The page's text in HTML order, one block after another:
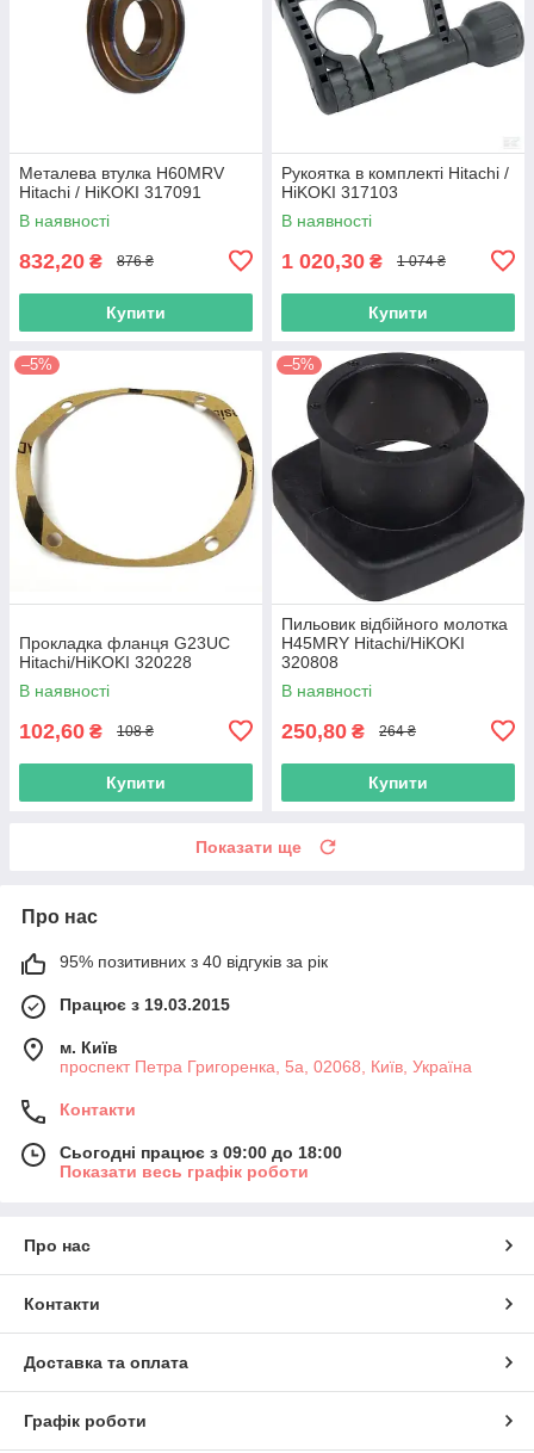
Металева втулка H60MRV
Hitachi / HiKOKI 317091
В наявності
832,20 ₴ 876 ₴
Купити
Рукоятка в комплекті Hitachi /
HiKOKI 317103
В наявності
1 020,30 ₴ 1 074 ₴
Купити
–5%
Прокладка фланця G23UC
Hitachi/HiKOKI 320228
В наявності
102,60 ₴ 108 ₴
Купити
–5%
Пильовик відбійного молотка
H45MRY Hitachi/HiKOKI
320808
В наявності
250,80 ₴ 264 ₴
Купити
Показати ще
Про нас
95% позитивних з 40 відгуків за рік
Працює з 19.03.2015
м. Київ
проспект Петра Григоренка, 5а, 02068, Київ, Україна
Контакти
Сьогодні працює з 09:00 до 18:00
Показати весь графік роботи
Про нас
Контакти
Доставка та оплата
Графік роботи